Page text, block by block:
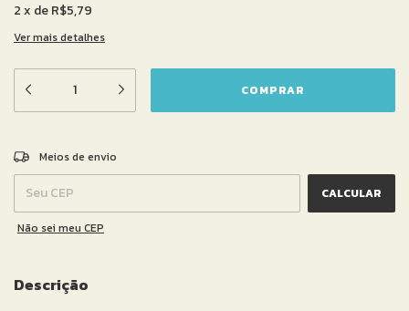
2x deR$5,79
Ver mais detalhes
Entregas para o CEP:
Meios de envio
CALCULAR
Não sei meu CEP
Descrição